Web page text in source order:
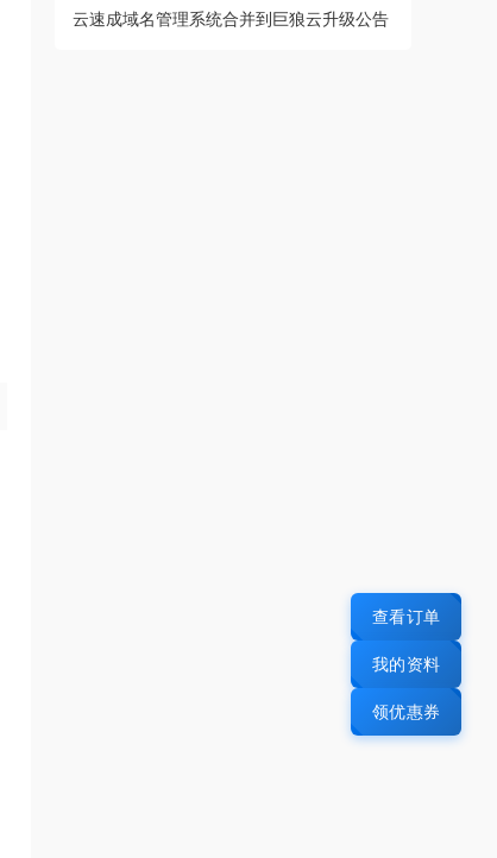
云速成域名管理系统合并到巨狼云升级公告
查看订单
我的资料
领优惠券